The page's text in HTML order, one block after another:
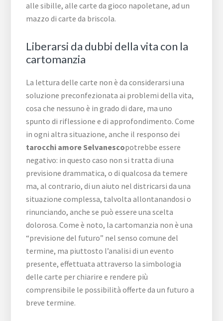
alle sibille, alle carte da gioco napoletane, ad un
mazzo di carte da briscola.
Liberarsi da dubbi della vita con la
cartomanzia
La lettura delle carte non è da considerarsi una
soluzione preconfezionata ai problemi della vita,
cosa che nessuno è in grado di dare, ma uno
spunto di riflessione e di approfondimento. Come
in ogni altra situazione, anche il responso dei
tarocchi amore Selvanescopotrebbe essere
negativo: in questo caso non si tratta di una
previsione drammatica, o di qualcosa da temere
ma, al contrario, di un aiuto nel districarsi da una
situazione complessa, talvolta allontanandosi o
rinunciando, anche se può essere una scelta
dolorosa. Come è noto, la cartomanzia non è una
“previsione del futuro” nel senso comune del
termine, ma piuttosto l’analisi di un evento
presente, effettuata attraverso la simbologia
delle carte per chiarire e rendere più
comprensibile le possibilità offerte da un futuro a
breve termine.